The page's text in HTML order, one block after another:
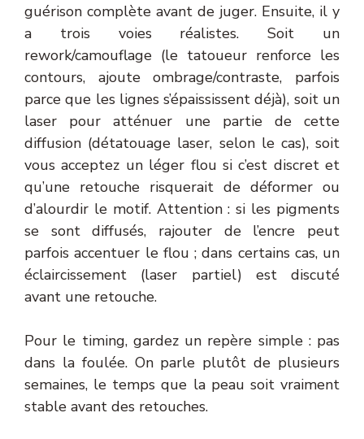
guérison complète avant de juger. Ensuite, il y
a trois voies réalistes. Soit un
rework/camouflage (le tatoueur renforce les
contours, ajoute ombrage/contraste, parfois
parce que les lignes s’épaississent déjà), soit un
laser pour atténuer une partie de cette
diffusion (détatouage laser, selon le cas), soit
vous acceptez un léger flou si c’est discret et
qu’une retouche risquerait de déformer ou
d’alourdir le motif. Attention : si les pigments
se sont diffusés, rajouter de l’encre peut
parfois accentuer le flou ; dans certains cas, un
éclaircissement (laser partiel) est discuté
avant une retouche.
Pour le timing, gardez un repère simple : pas
dans la foulée. On parle plutôt de plusieurs
semaines, le temps que la peau soit vraiment
stable avant des retouches.